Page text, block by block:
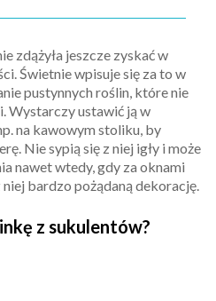
zdążyła jeszcze zyskać w
Świetnie wpisuje się za to w
pustynnych roślin, które nie
Wystarczy ustawić ją w
na kawowym stoliku, by
Nie sypią się z niej igły i może
nawet wtedy, gdy za oknami
bardzo pożądaną dekorację.
z sukulentów?